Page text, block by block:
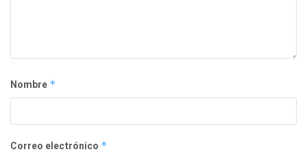
Nombre *
Correo electrónico *